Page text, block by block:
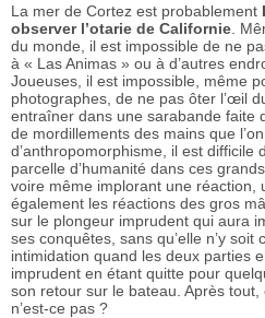
La mer de Cortez est probablement
observer l’otarie de Californie .
du monde, il est impossible de ne
à « Las Animas » ou à d’autres
Joueuses, il est impossible, même
photographes, de ne pas ôter l’œil
entraîner dans une sarabande faite
de mordillements des mains que
d’anthropomorphisme, il est difficile
parcelle d’humanité dans ces
voire même implorant une réaction,
également les réactions des gros
sur le plongeur imprudent qui aura
ses conquêtes, sans qu’elle n’y
intimidation quand les deux parties
imprudent en étant quitte pour
son retour sur le bateau. Après tout,
n’est-ce pas ?